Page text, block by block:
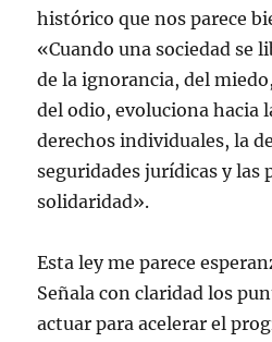
histórico que nos parece
«Cuando una sociedad se
de la ignorancia, del
del odio, evoluciona hacia
derechos individuales, la
seguridades jurídicas y las
solidaridad».
Esta ley me parece
Señala con claridad los
actuar para acelerar el